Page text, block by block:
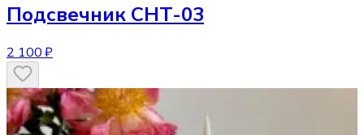
Подсвечник CHT-03
2 100 ₽